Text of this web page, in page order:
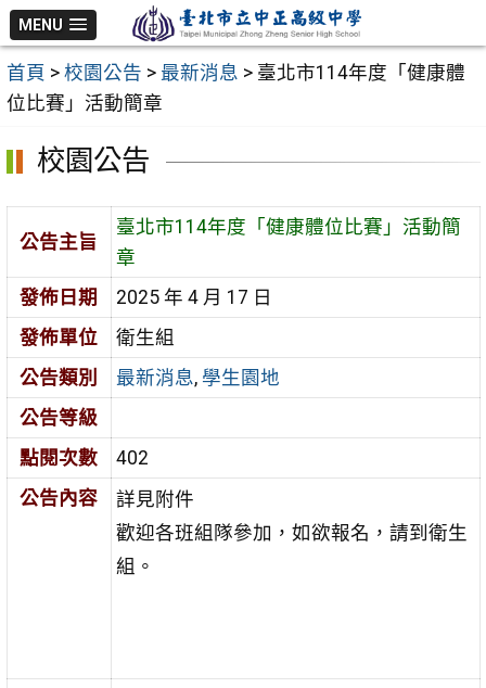
跳
至
主
要
MENU
首頁 > 校園公告 > 最新消息 > 臺北市114年度「健康體
位比賽」活動簡章
校園公告
公告主旨
臺北市114年度「健康體位比賽」活動簡
章
發佈日期
2025 年 4 月 17 日
發佈單位
衛生組
公告類別
最新消息, 學生園地
公告等級
點閱次數
402
公告內容
詳見附件
歡迎各班組隊參加，如欲報名，請到衛生
組。